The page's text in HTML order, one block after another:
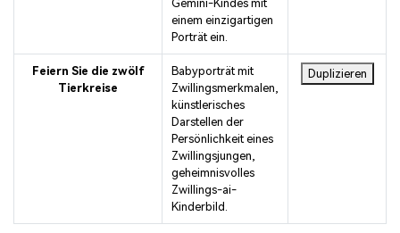
Gemini-Kindes mit
einem einzigartigen
Porträt ein.
Feiern Sie die zwölf
Tierkreise
Babyporträt mit
Zwillingsmerkmalen,
künstlerisches
Darstellen der
Persönlichkeit eines
Zwillingsjungen,
geheimnisvolles
Zwillings-ai-
Kinderbild.
Duplizieren